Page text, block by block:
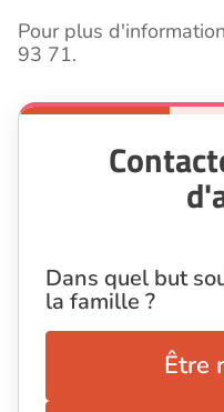
Pour plus
93 71.
Dans quel but
la famille ?
Être